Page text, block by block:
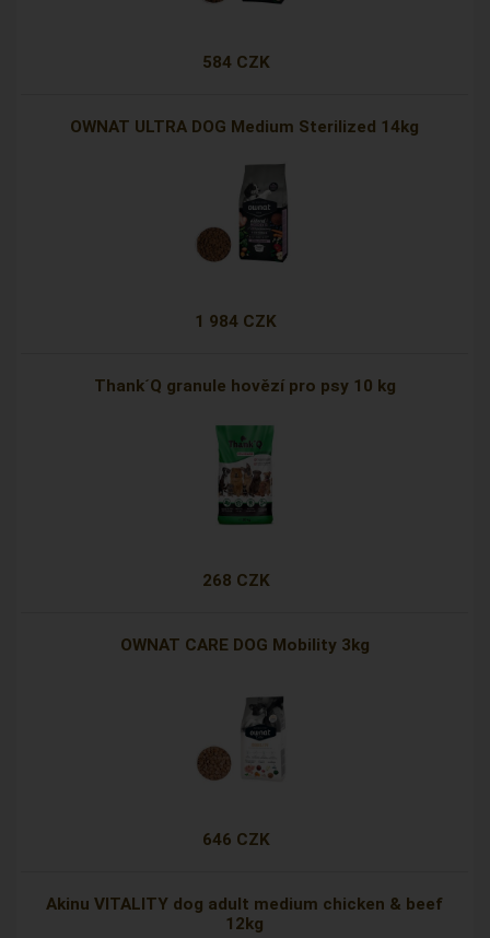
584 CZK
OWNAT ULTRA DOG Medium Sterilized 14kg
1 984 CZK
Thank´Q granule hovězí pro psy 10 kg
268 CZK
OWNAT CARE DOG Mobility 3kg
646 CZK
Akinu VITALITY dog adult medium chicken & beef
12kg